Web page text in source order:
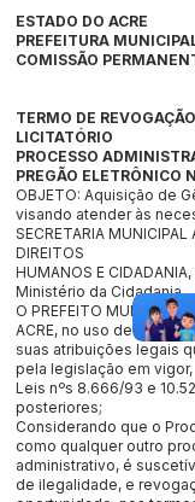
ESTADO DO ACRE
PREFEITURA
COMISSÃO
TERMO DE
LICITATÓRIO
PROCESSO
PREGÃO
OBJETO: Aquisição de
visando atender às
SECRETARIA
DIREITOS
HUMANOS E
Ministério da Cidadania.
O PREFEITO MUNICIPAL
ACRE, no uso de
suas atribuições legais
pela legislação em vigor,
Leis nºs 8.666/93 e
posteriores;
Considerando que o
como qualquer outro
administrativo, é
de ilegalidade, e